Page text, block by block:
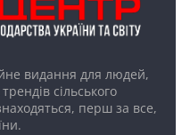
видання для людей,
сільського
перш за все,